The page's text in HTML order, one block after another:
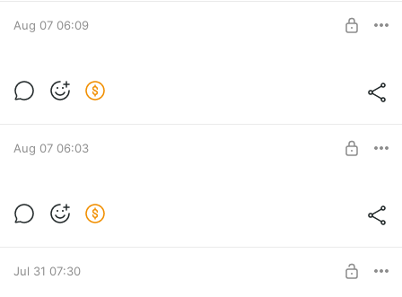
Aug 07 06:09
Aug 07 06:03
Jul 31 07:30